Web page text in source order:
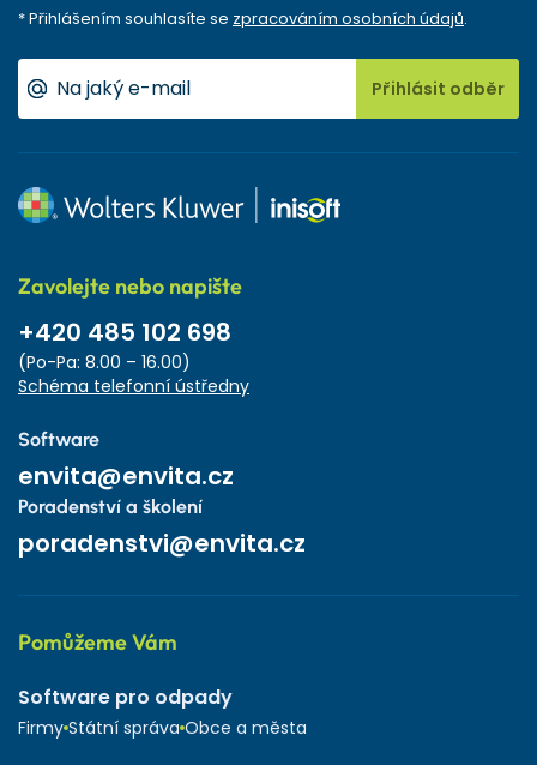
* Přihlášením souhlasíte se zpracováním osobních údajů.
Přihlásit odběr
Zavolejte nebo napište
+420 485 102 698
(Po-Pa: 8.00 – 16.00)
Schéma telefonní ústředny
Software
envita@envita.cz
Poradenství a školení
poradenstvi@envita.cz
Pomůžeme Vám
Software pro odpady
Firmy Státní správa Obce a města